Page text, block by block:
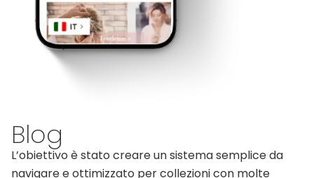
Blog
L’obiettivo è stato creare un sistema semplice da
navigare e ottimizzato per collezioni con molte